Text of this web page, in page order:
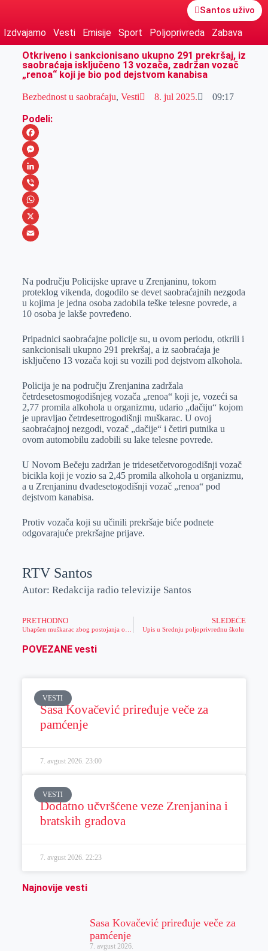
Santos uživo
Izdvajamo Vesti Emisije Sport Poljoprivreda
Zabava
Otkriveno i sankcionisano ukupno 291 prekršaj, iz
saobraćaja isključeno 13 vozača, zadržan vozač
„renoa“ koji je bio pod dejstvom kanabisa
Bezbednost u saobraćaju, Vesti 8. jul 2025. 09:17
Podeli:
F
a
c
e
b
o
M
e
s
s
e
e
r
L
i
n
k
I
n
V
i
b
W
h
s
A
p
p
X
a
i
l
Na području Policijske uprave u Zrenjaninu, tokom
proteklog vikenda, dogodilo se devet saobraćajnih nezgoda
u kojima je jedna osoba zadobila teške telesne povrede, a
10 osoba je lakše povređeno.
Pripadnici saobraćajne policije su, u ovom periodu, otkrili i
sankcionisali ukupno 291 prekršaj, a iz saobraćaja je
isključeno 13 vozača koji su vozili pod dejstvom alkohola.
Policija je na području Zrenjanina zadržala
četrdesetosmogodišnjeg vozača „renoa“ koji je, vozeći sa
2,77 promila alkohola u organizmu, udario „dačiju“ kojom
je upravljao četrdesettrogodišnji muškarac. U ovoj
saobraćajnoj nezgodi, vozač „dačije“ i četiri putnika u
ovom automobilu zadobili su lake telesne povrede.
U Novom Bečeju zadržan je tridesetčetvorogodišnji vozač
bicikla koji je vozio sa 2,45 promila alkohola u organizmu,
a u Zrenjaninu dvadesetogodišnji vozač „renoa“ pod
dejstvom kanabisa.
Protiv vozača koji su učinili prekršaje biće podnete
odgovarajuće prekršajne prijave.
RTV Santos
Autor: Redakcija radio televizije Santos
PRETHODNO SLEDEĆE
Upis u Srednju poljoprivrednu školu
POVEZANE vesti
VESTI
Sasa Kovačević priređuje veče za
pamćenje
7. avgust 2026. 23:00
VESTI
Dodatno učvršćene veze Zrenjanina i
bratskih gradova
7. avgust 2026. 22:23
Najnovije vesti
Sasa Kovačević priređuje veče za
pamćenje
7. avgust 2026.